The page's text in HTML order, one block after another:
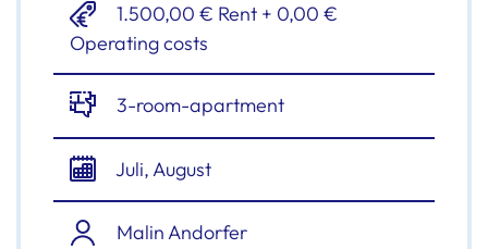
1.500,00 € Rent + 0,00 €
Operating costs
3-room-apartment
Juli, August
Malin Andorfer